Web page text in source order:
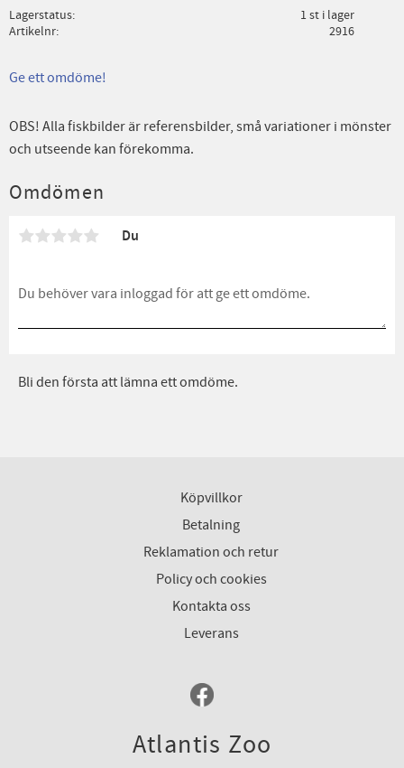
Lagerstatus
1 st i lager
Artikelnr
2916
Ge ett omdöme!
OBS! Alla fiskbilder är referensbilder, små variationer i mönster
och utseende kan förekomma.
Omdömen
Du
Bli den första att lämna ett omdöme.
Köpvillkor
Betalning
Reklamation och retur
Policy och cookies
Kontakta oss
Leverans
Atlantis Zoo